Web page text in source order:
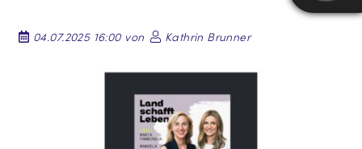
04.07.2025 16:00 von Kathrin Brunner